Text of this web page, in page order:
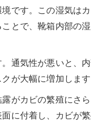
です。この湿気は
とで、靴箱内部の
通気性が悪いと、
が大幅に増加します
がカビの繁殖にさ
に付着し、カビが